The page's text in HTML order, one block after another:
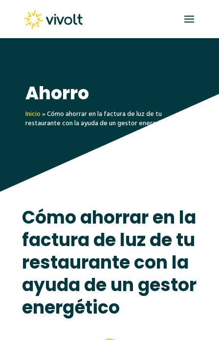
Ahorro
Inicio»Cómo ahorrar en la factura de luz de tu
restaurante con la ayuda de un gestor energético
Cómo ahorrar en la
factura de luz de tu
restaurante con la
ayuda de un gestor
energético